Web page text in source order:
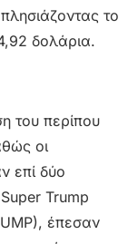
το
δολάρια.
του περίπου
οι
επί δύο
Trump
έπεσαν